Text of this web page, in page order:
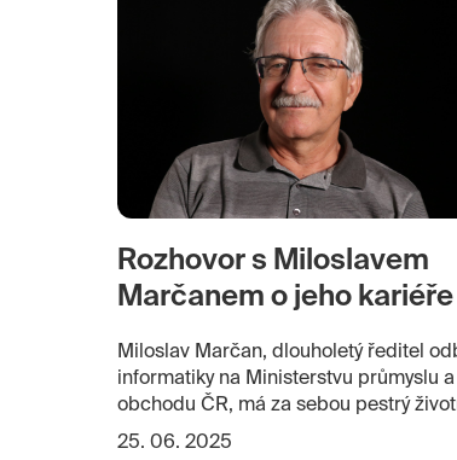
Rozhovor s Miloslavem
Marčanem o jeho kariéře
Miloslav Marčan, dlouholetý ředitel
informatiky na Ministerstvu průmyslu a
obchodu ČR, má za sebou pestrý
profesní příběh. Část dětství trávil v
25. 06. 2025